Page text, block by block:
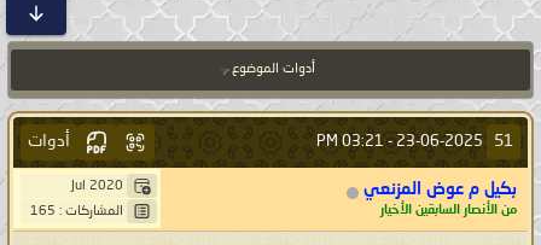
أدوات الموضوع
51
23-06-2025 -
03:21 PM أدوات
بكيل م عوض المزنعي
من الأنصار السابقين الأخيار
Jul 2020
المشاركات : 165